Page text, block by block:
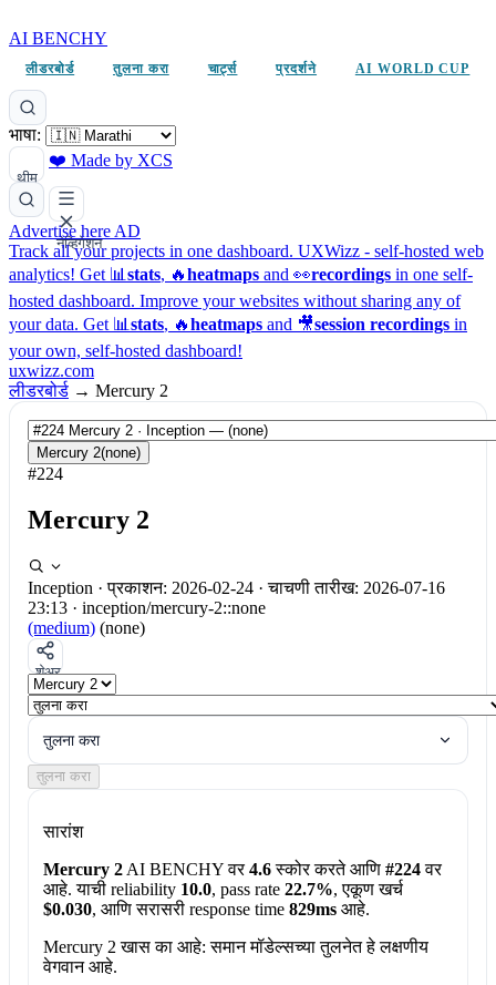
AI BENCHY
लीडरबोर्ड तुलना करा चार्ट्स प्रदर्शने AI WORLD CUP
भाषा:
थीम
❤️ Made by XCS
नेव्हिगेशन
Advertise here AD
Track all your projects in one dashboard. UXWizz - self-hosted web
analytics! Get 📊 stats, 🔥heatmaps and 👀recordings in one self-
hosted dashboard. Improve your websites without sharing any of
your data. Get 📊 stats, 🔥heatmaps and 🎥session recordings in
your own, self-hosted dashboard!
uxwizz.com
लीडरबोर्ड → Mercury 2
Mercury 2(none)
#224
Mercury 2
Inception · प्रकाशन: 2026-02-24 · चाचणी तारीख: 2026-07-16
23:13 · inception/mercury-2::none
(medium) (none)
शेअर
तुलना करा
तुलना करा
सारांश
Mercury 2AI BENCHY वर4.6स्कोर करते आणि #224वर
आहे. याची reliability 10.0, pass rate 22.7%, एकूण खर्च
$0.030, आणि सरासरी response time 829msआहे.
Mercury 2 खास का आहे: समान मॉडेल्सच्या तुलनेत हे लक्षणीय
वेगवान आहे.